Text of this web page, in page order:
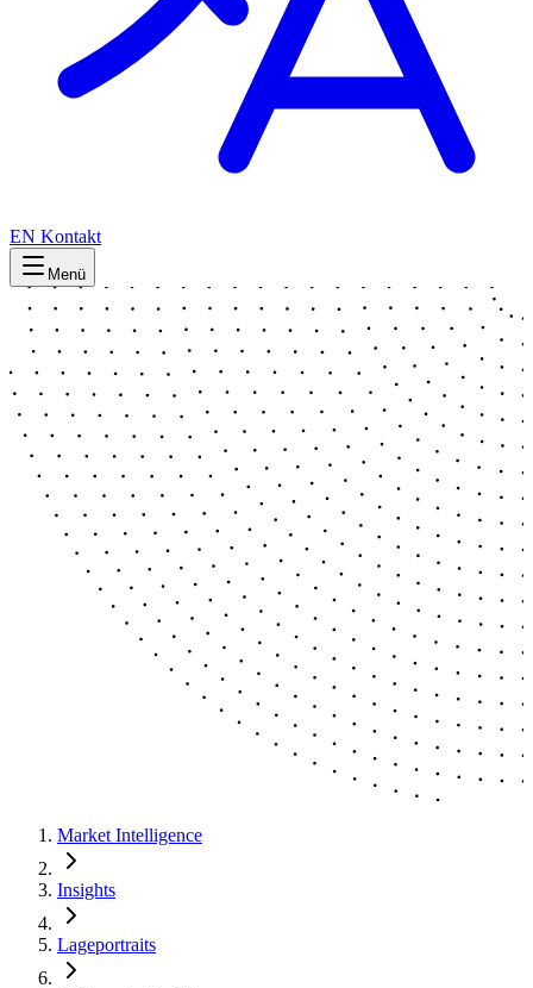
EN Kontakt
Menü
Market Intelligence
Insights
Lageportraits